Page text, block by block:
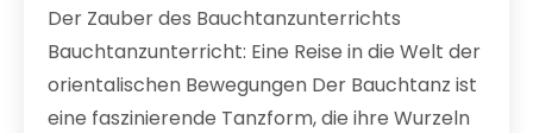
Der Zauber des Bauchtanzunterrichts
Bauchtanzunterricht: Eine Reise in die Welt der
orientalischen Bewegungen Der Bauchtanz ist
eine faszinierende Tanzform, die ihre Wurzeln